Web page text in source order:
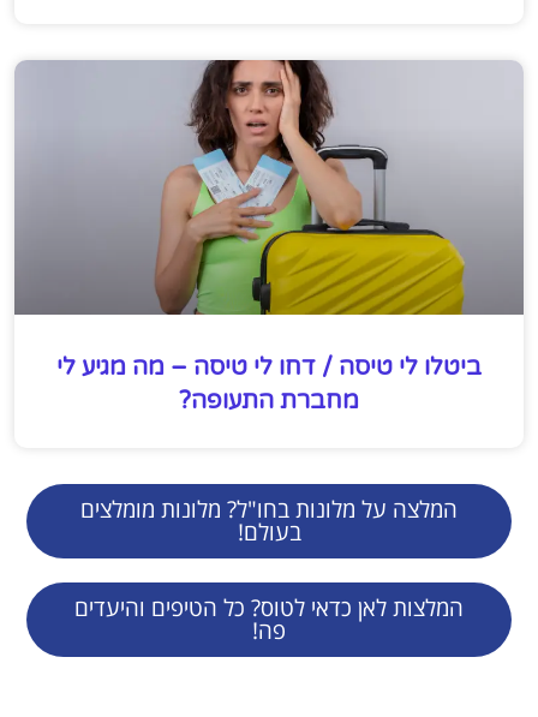
ביטלו לי טיסה / דחו לי טיסה – מה מגיע לי
מחברת התעופה?
המלצה על מלונות בחו"ל? מלונות מומלצים
בעולם!
המלצות לאן כדאי לטוס? כל הטיפים והיעדים
פה!